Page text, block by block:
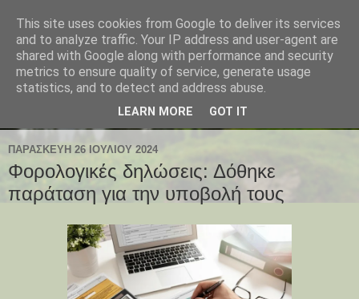
ΠΑΡΑΣΚΕΥΉ 26 ΙΟΥΛΊΟΥ 2024
Φορολογικές δηλώσεις: Δόθηκε
παράταση για την υποβολή τους
This site uses cookies from Google to deliver its services
and to analyze traffic. Your IP address and user-agent are
shared with Google along with performance and security
metrics to ensure quality of service, generate usage
statistics, and to detect and address abuse.
LEARN MORE GOT IT